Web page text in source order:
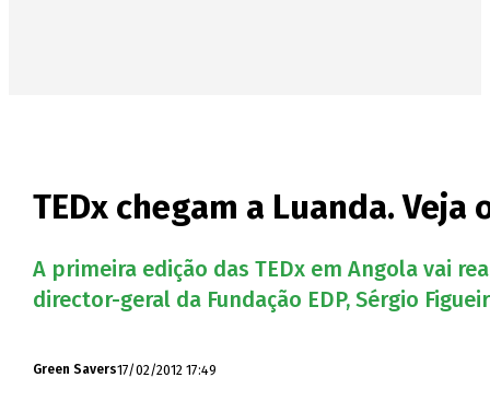
TEDx chegam a Luanda.
A primeira edição das TEDx em Angola vai
director-geral da Fundação EDP, Sérgio
Green Savers17/02/2012 17:49